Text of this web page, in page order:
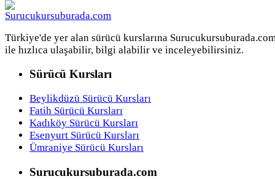
Türkiye'de yer alan sürücü kurslarına
ile hızlıca ulaşabilir, bilgi alabilir ve inceleyebilirsiniz.
Sürücü Kursları
Beylikdüzü Sürücü Kursları
Fatih Sürücü Kursları
Kadıköy Sürücü Kursları
Esenyurt Sürücü Kursları
Ümraniye Sürücü Kursları
Surucukursuburada.com